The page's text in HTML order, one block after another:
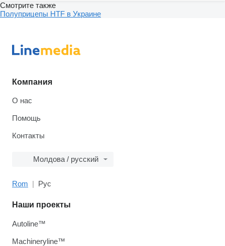
Смотрите также
Полуприцепы HTF в Украине
Компания
О нас
Помощь
Контакты
Молдова / русский
Rom Рус
Наши проекты
Autoline™
Machineryline™